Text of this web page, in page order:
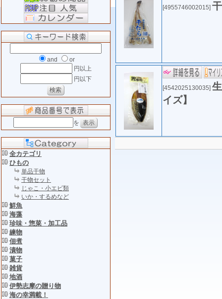
and
or
円以上
円以下
を
全カテゴリ
ひもの
単品干物
干物セット
じゃこ・小エビ類
いか・するめなど
鮮魚
海藻
珍味・惣菜・加工品
練物
佃煮
漬物
菓子
雑貨
地酒
伊勢志摩の贈り物
海の幸満載！
[4955746002015]
[4542025130035]
イズ】